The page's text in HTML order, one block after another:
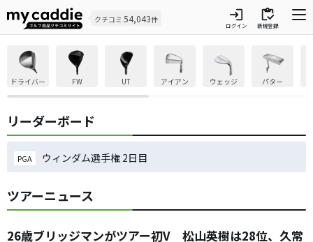
クチコミ 54,043件 login
ログイン
inventory
新規登録
ドライバー FW UT アイアン ウェッジ パター
リーダーボード
PGA ウィンダム選手権 2日目
ツアーニュース
26歳ブリッジマンがツアー初V 松山英樹は28位、久常